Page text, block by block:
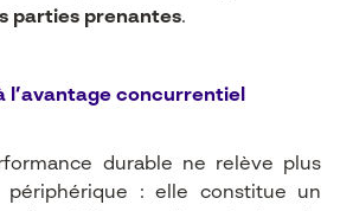
parties prenantes.
l’avantage concurrentiel
durable ne relève plus
périphérique : elle constitue un